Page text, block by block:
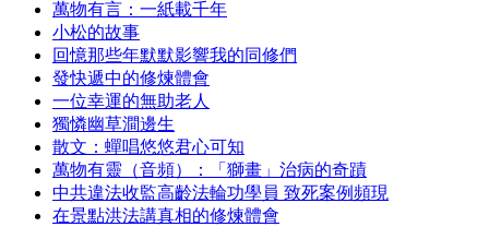
萬物有言：一紙載千年
小松的故事
回憶那些年默默影響我的同修們
發快遞中的修煉體會
一位幸運的無助老人
獨憐幽草澗邊生
散文：蟬唱悠悠君心可知
萬物有靈（音頻）：「獅畫」治病的奇蹟
中共違法收監高齡法輪功學員 致死案例頻現
在景點洪法講真相的修煉體會